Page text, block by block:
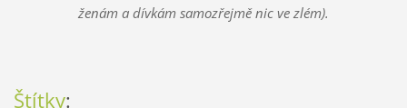
ženám a dívkám samozřejmě nic ve zlém).
Štítky: